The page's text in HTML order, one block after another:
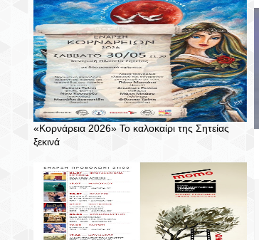
«Κορνάρεια 2026» Το καλοκαίρι της Σητείας
ξεκινά